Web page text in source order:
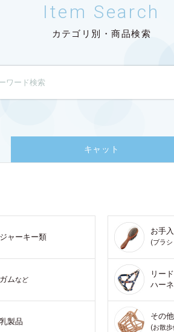
Item Search
カテゴリ別・商品検索
キャット
ジャーキー類
ガムなど
乳製品
お手
(ブラ
リー
ハー
その
(お散